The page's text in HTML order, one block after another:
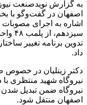
به گزارش نویدصنعت
اشاره به اجرای
تدوین برنامه تغییر
داد.
دکتر زینلیان در خصوص
نیروگاه‌ شهید منتظری
اصفهان منتقل شود.